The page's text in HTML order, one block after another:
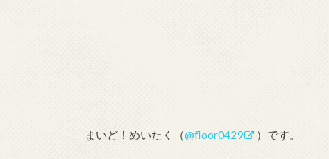
まいど！めいたく（@floor0429 ）です。